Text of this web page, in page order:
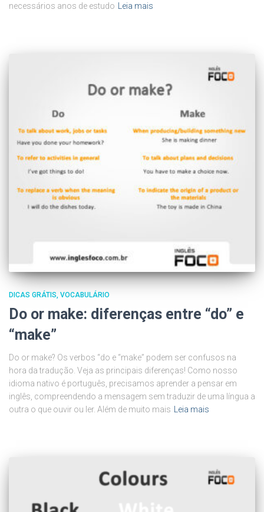
necessários anos de estudo
Leia mais
DICAS GRÁTIS VOCABULÁRIO
Do or make: diferenças entre “do” e
“make”
Do or make? Os verbos “do e “make” podem ser confusos na
hora da tradução. Veja as principais diferenças! Como nosso
idioma nativo é português, precisamos aprender a pensar em
inglês, compreendendo a mensagem sem traduzir de uma língua a
outra o que ouvir ou ler. Além de muito mais Leia mais